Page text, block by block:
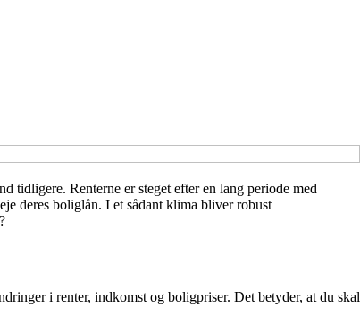
tidligere. Renterne er steget efter en lang periode med
deres boliglån. I et sådant klima bliver robust
i renter, indkomst og boligpriser. Det betyder, at du skal